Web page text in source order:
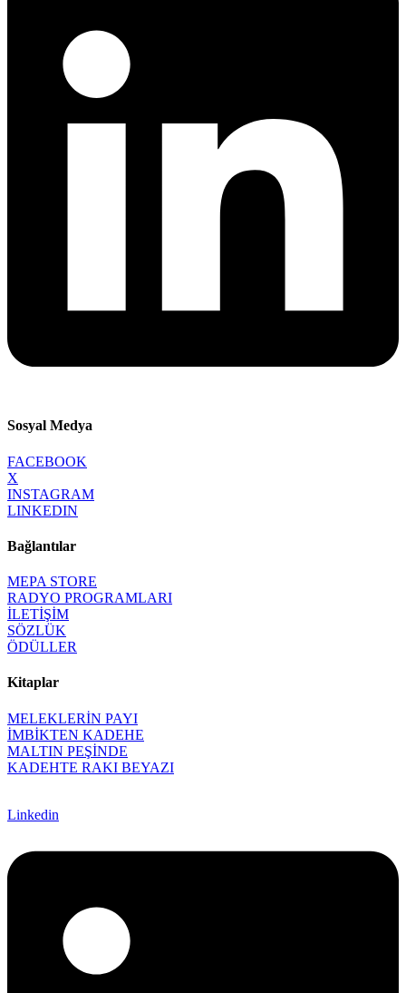
Sosyal Medya
FACEBOOK
X
INSTAGRAM
LINKEDIN
Bağlantılar
MEPA STORE
RADYO PROGRAMLARI
İLETİŞİM
SÖZLÜK
ÖDÜLLER
Kitaplar
MELEKLERİN PAYI
İMBİKTEN KADEHE
MALTIN PEŞİNDE
KADEHTE RAKI BEYAZI
Linkedin